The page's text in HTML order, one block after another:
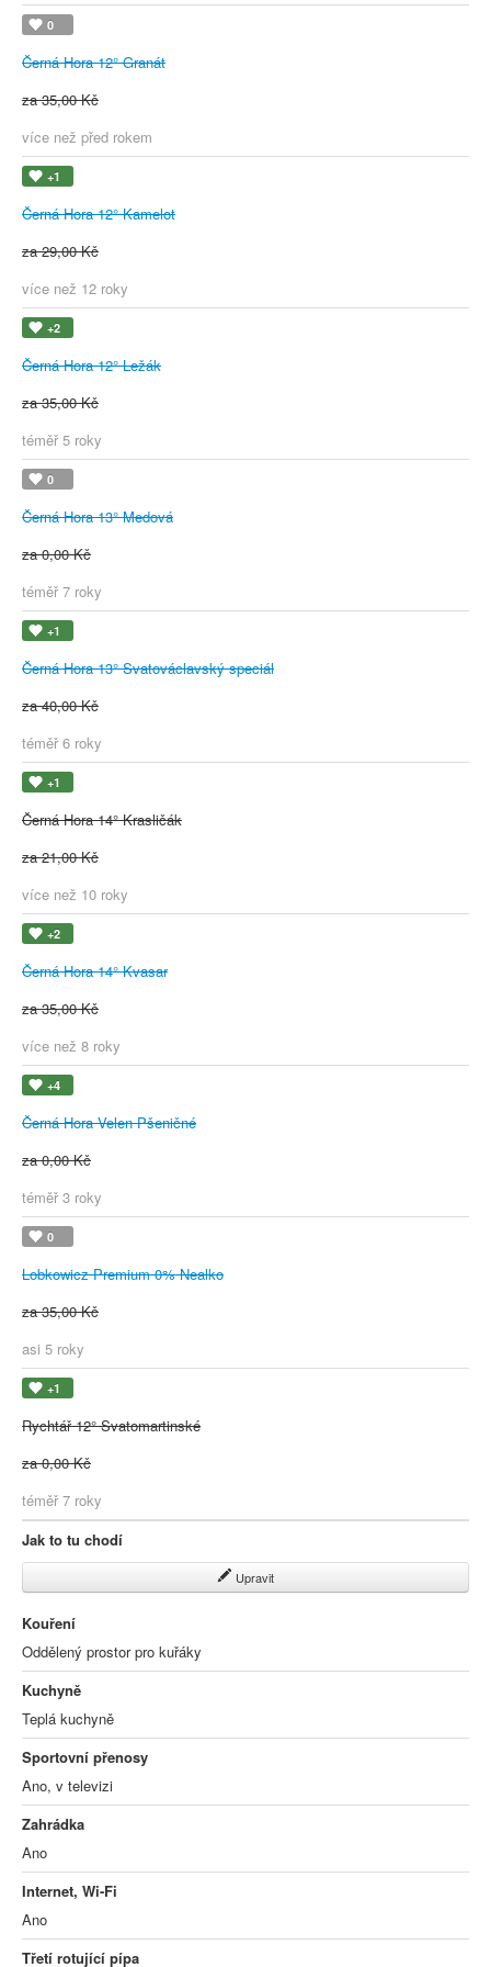
0
Černá Hora 12° Granát
za 35,00 Kč
více než před rokem
+1
Černá Hora 12° Kamelot
za 29,00 Kč
více než 12 roky
+2
Černá Hora 12° Ležák
za 35,00 Kč
téměř 5 roky
0
Černá Hora 13° Medová
za 0,00 Kč
téměř 7 roky
+1
Černá Hora 13° Svatováclavský speciál
za 40,00 Kč
téměř 6 roky
+1
Černá Hora 14° Krasličák
za 21,00 Kč
více než 10 roky
+2
Černá Hora 14° Kvasar
za 35,00 Kč
více než 8 roky
+4
Černá Hora Velen Pšeničné
za 0,00 Kč
téměř 3 roky
0
Lobkowicz Premium 0% Nealko
za 35,00 Kč
asi 5 roky
+1
Rychtář 12° Svatomartinské
za 0,00 Kč
téměř 7 roky
Jak to tu chodí
Upravit
Kouření
Oddělený prostor pro kuřáky
Kuchyně
Teplá kuchyně
Sportovní přenosy
Ano, v televizi
Zahrádka
Ano
Internet, Wi-Fi
Ano
Třetí rotující pípa